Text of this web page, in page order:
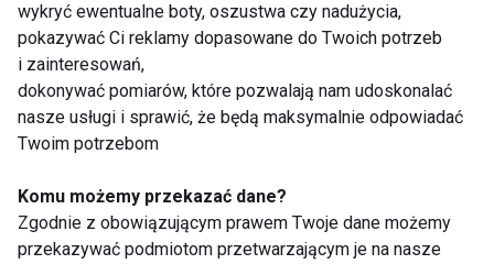
Leki
wykryć ewentualne boty, oszustwa czy nadużycia,
pokazywać Ci reklamy dopasowane do Twoich potrzeb
i zainteresowań,
dokonywać pomiarów, które pozwalają nam udoskonalać
nasze usługi i sprawić, że będą maksymalnie odpowiadać
Twoim potrzebom
Komu możemy przekazać dane?
Zgodnie z obowiązującym prawem Twoje dane możemy
przekazywać podmiotom przetwarzającym je na nasze